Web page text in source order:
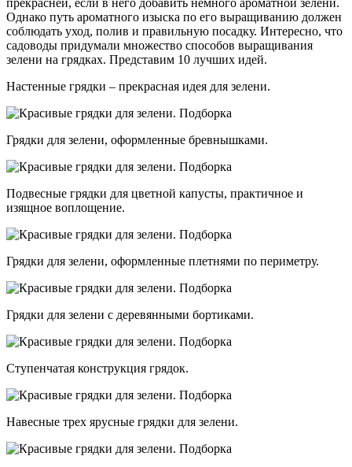
Однако путь ароматного изыска по его выращиванию должен
соблюдать уход, полив и правильную посадку. Интересно, что
садоводы придумали множество способов выращивания
зелени на грядках. Представим 10 лучших идей.
Настенные грядки – прекрасная идея для зелени.
Грядки для зелени, оформленные бревнышками.
Подвесные грядки для цветной капусты, практичное и
изящное воплощение.
Грядки для зелени, оформленные плетнями по периметру.
Грядки для зелени с деревянными бортиками.
Ступенчатая конструкция грядок.
Навесные трех ярусные грядки для зелени.